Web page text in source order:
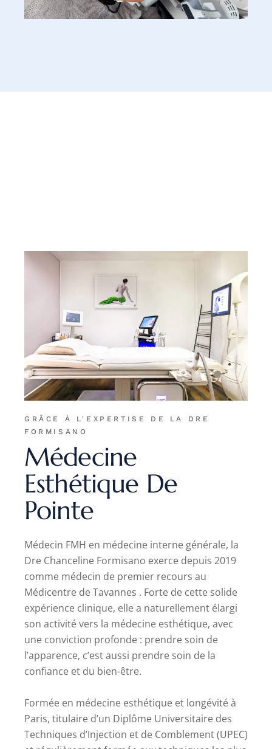
GRÂCE À L'EXPERTISE DE LA DRE
FORMISANO
Médecine
Esthétique De
Pointe
Médecin FMH en médecine interne générale, la
Dre Chanceline Formisano exerce depuis 2019
comme médecin de premier recours au
Médicentre de Tavannes . Forte de cette solide
expérience clinique, elle a naturellement élargi
son activité vers la médecine esthétique, avec
une conviction profonde : prendre soin de
l’apparence, c’est aussi prendre soin de la
confiance et du bien-être.
Formée en médecine esthétique et longévité à
Paris, titulaire d’un Diplôme Universitaire des
Techniques d’Injection et de Comblement (UPEC)